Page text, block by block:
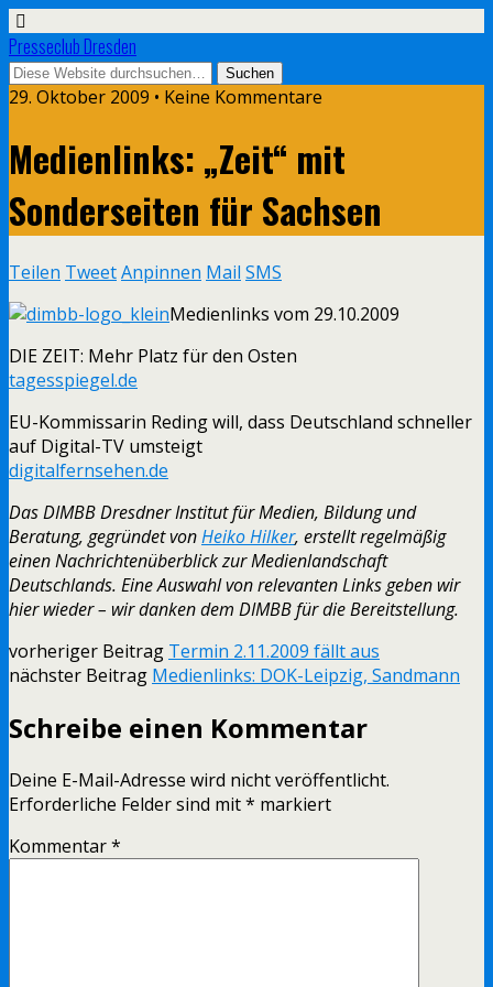
Presseclub Dresden
29. Oktober 2009 • Keine Kommentare
Medienlinks: „Zeit“ mit
Sonderseiten für Sachsen
Teilen TweetAnpinnen Mail SMS
Medienlinks vom 29.10.2009
DIE ZEIT: Mehr Platz für den Osten
tagesspiegel.de
EU-Kommissarin Reding will, dass Deutschland schneller
auf Digital-TV umsteigt
digitalfernsehen.de
Das DIMBB Dresdner Institut für Medien, Bildung und
Beratung, gegründet vonHeiko Hilker, erstellt regelmäßig
einen Nachrichtenüberblick zur Medienlandschaft
Deutschlands. Eine Auswahl von relevanten Links geben wir
hier wieder – wir danken dem DIMBB für die Bereitstellung.
vorheriger Beitrag Termin 2.11.2009 fällt aus
nächster Beitrag Medienlinks: DOK-Leipzig, Sandmann
Schreibe einen Kommentar
Deine E-Mail-Adresse wird nicht veröffentlicht.
Erforderliche Felder sind mit* markiert
Kommentar*